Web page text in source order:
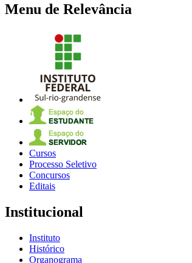
Menu de Relevância
Cursos
Processo Seletivo
Concursos
Editais
Institucional
Instituto
Histórico
Organograma